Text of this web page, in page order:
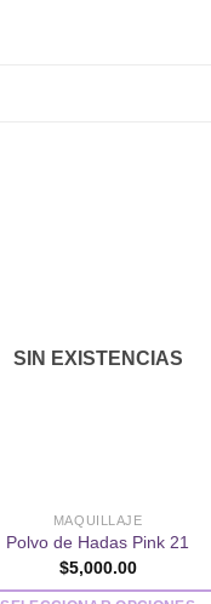
SIN EXISTENCIAS
MAQUILLAJE
Polvo de Hadas Pink 21
$5,000.00